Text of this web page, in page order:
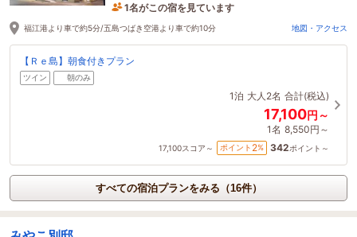
1名がこの宿を見ています
34分前に予約されました
福江港より車で約5分/五島つばき空港より車で約10分 地図・アクセス
【Ｒｅ島】朝食付きプラン
ツイン 朝のみ
1泊 大人2名 合計(税込)
17,100円～
1名 8,550円～
17,100スコア～ ポイント 2% 342ポイント～
すべての宿泊プランをみる（16件）